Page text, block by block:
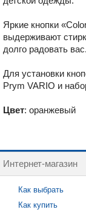
Яркие кнопки
выдерживают
долго радовать вас.
Для установки
Prym VARIO и
Цвет: оранжевый
Интернет-магазин
Как выбрать
Как купить